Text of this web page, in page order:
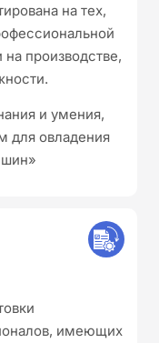
на тех,
производстве,
и умения,
для овладения
имеющих